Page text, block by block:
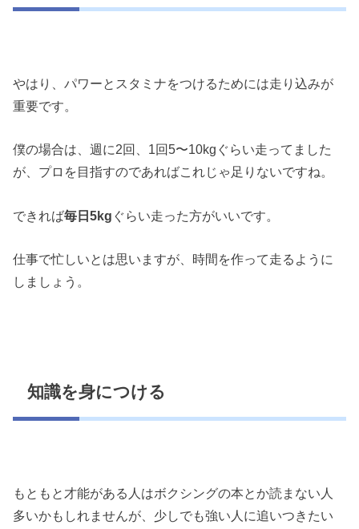
やはり、パワーとスタミナをつけるためには走り込みが
重要です。
僕の場合は、週に2回、1回5〜10kgぐらい走ってました
が、プロを目指すのであればこれじゃ足りないですね。
できれば毎日5kg ぐらい走った方がいいです。
仕事で忙しいとは思いますが、時間を作って走るように
しましょう。
知識を身につける
もともと才能がある人はボクシングの本とか読まない人
多いかもしれませんが、少しでも強い人に追いつきたい